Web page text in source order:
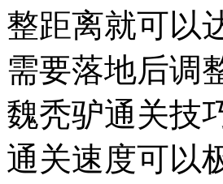
整距离就可以
需要落地后调
魏秃驴通关技
通关速度可以